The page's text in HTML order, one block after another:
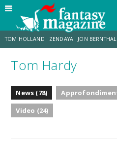
TOM HOLLAND ZENDAYA JON BERNTHAL
STRANIMONDI LUCCA COMICS & GAMES
SPIDER-MAN: BRAND NEW DAY
Tom Hardy
News (78)
Video (24)